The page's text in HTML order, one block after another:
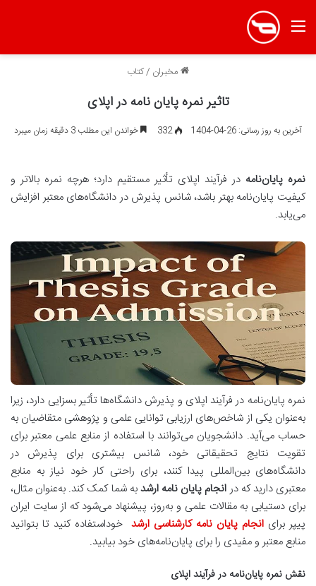
منو
مخبران /کتاب
تاثیر نمره پایان نامه در اپلای
آخرین به روز رسانی: 26-04-1404 332 خواندن این مطلب 3 دقیقه زمان میبرد
نمره پایان‌نامه در فرآیند اپلای تأثیر مستقیم دارد؛ هرچه نمره بالاتر و
کیفیت پایان‌نامه بهتر باشد، شانس پذیرش در دانشگاه‌های معتبر افزایش
می‌یابد.
نمره پایان‌نامه در فرآیند اپلای و پذیرش دانشگاه‌ها تأثیر بسزایی دارد، زیرا
به‌عنوان یکی از شاخص‌های ارزیابی توانایی علمی و پژوهشی متقاضیان به
حساب می‌آید. دانشجویان می‌توانند با استفاده از منابع علمی معتبر برای
تقویت نتایج تحقیقاتی خود، شانس بیشتری برای پذیرش در
دانشگاه‌های بین‌المللی پیدا کنند، برای راحتی کار خود نیاز به منابع
معتبری دارید که درانجام پایان نامه ارشدبه شما کمک کند. به‌عنوان مثال،
برای دستیابی به مقالات علمی و به‌روز، پیشنهاد می‌شود که از سایت ایران
پیپر برای انجام پایان نامه کارشناسی ارشد خوداستفاده کنید تا بتوانید
منابع معتبر و مفیدی را برای پایان‌نامه‌های خود بیابید.
نقش نمره پایان‌نامه در فرآیند اپلای